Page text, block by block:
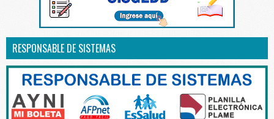
RESPONSABLE DE SISTEMAS